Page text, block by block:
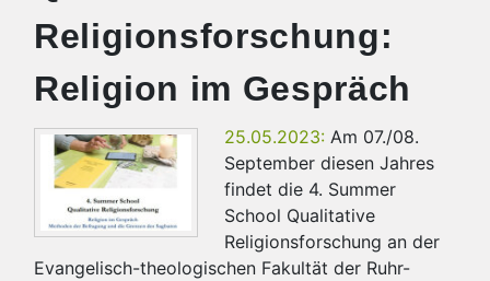
Religionsforschung:
Religion im Gespräch
25.05.2023: Am 07./08.
September diesen Jahres
findet die 4. Summer
School Qualitative
Religionsforschung an der
Evangelisch-theologischen Fakultät der Ruhr-